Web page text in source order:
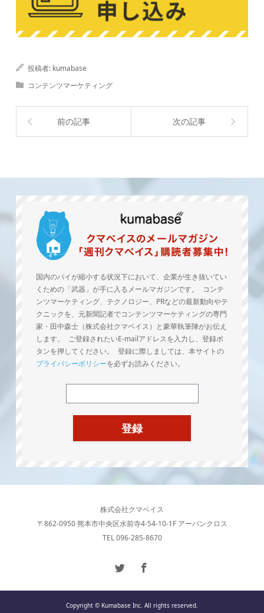
投稿者: kumabase
コンテンツマーケティング
前の記事 次の記事
国内のパイが縮小する状況下において、企業が生き抜いてい
くための「武器」が手に入るメールマガジンです。 コンテ
ンツマーケティング、テクノロジー、PRなどの最新動向やテ
クニックを、元新聞記者でコンテンツマーケティングの専門
家・田中森士（株式会社クマベイス）と豪華執筆陣がお伝え
します。 ご登録されたいE-mailアドレスを入力し、登録ボ
タンを押してください。 登録に際しましては、本サイトの
プライバシーポリシーを必ずお読みください。
株式会社クマベイス
〒862-0950 熊本市中央区水前寺4-54-10-1F アーバンクロス
TEL 096-285-8670
Copyright © Kumabase Inc. All rights reserved.